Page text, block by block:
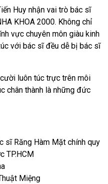
Huy nhận vai trò bác sĩ
KHOA 2000. Không chỉ
vực chuyên môn giàu kinh
với bác sĩ đều dễ bị bác sĩ
luôn túc trực trên môi
chân thành là những đức
sĩ Răng Hàm Mặt chính quy
TP.HCM
Miệng